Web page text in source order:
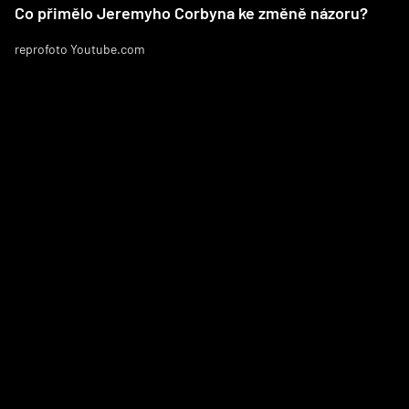
Co přimělo Jeremyho Corbyna ke změně názoru?
reprofoto Youtube.com